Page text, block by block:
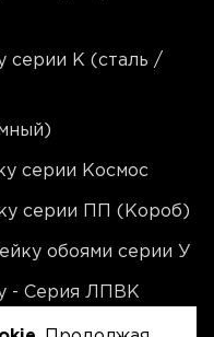
серии K (сталь /
серии Космос
серии ПП (Короб)
обоями серии У
- Серия ЛПВК